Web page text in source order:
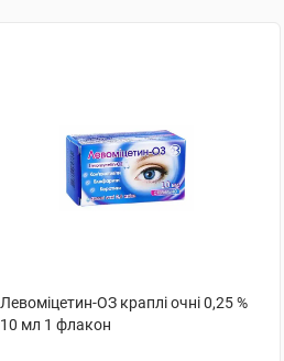
Левоміцетин-ОЗ краплі очні 0,25 %
10 мл 1 флакон